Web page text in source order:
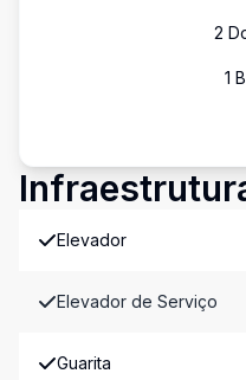
2
1
Elevador
Elevador de Serviço
Guarita